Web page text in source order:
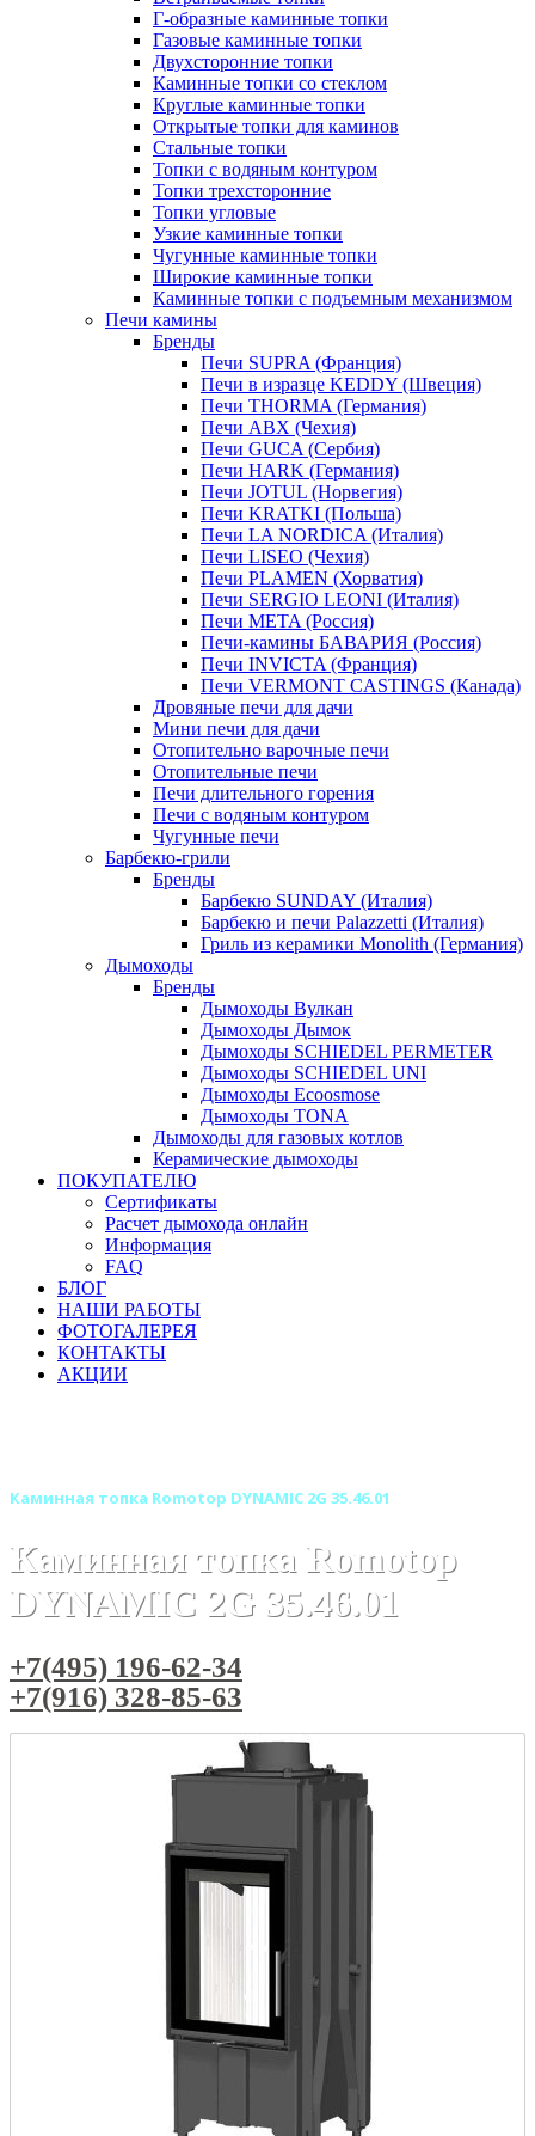
Г-образные каминные топки
Газовые каминные топки
Двухсторонние топки
Каминные топки со стеклом
Круглые каминные топки
Открытые топки для каминов
Стальные топки
Топки с водяным контуром
Топки трехсторонние
Топки угловые
Узкие каминные топки
Чугунные каминные топки
Широкие каминные топки
Каминные топки с подъемным механизмом
Печи камины
Бренды
Печи SUPRA (Франция)
Печи в изразце KEDDY (Швеция)
Печи THORMA (Германия)
Печи ABX (Чехия)
Печи GUCA (Сербия)
Печи HARK (Германия)
Печи JOTUL (Норвегия)
Печи KRATKI (Польша)
Печи LA NORDICA (Италия)
Печи LISEO (Чехия)
Печи PLAMEN (Хорватия)
Печи SERGIO LEONI (Италия)
Печи META (Россия)
Печи-камины БАВАРИЯ (Россия)
Печи INVICTA (Франция)
Печи VERMONT CASTINGS (Канада)
Дровяные печи для дачи
Мини печи для дачи
Отопительно варочные печи
Отопительные печи
Печи длительного горения
Печи с водяным контуром
Чугунные печи
Барбекю-грили
Бренды
Барбекю SUNDAY (Италия)
Барбекю и печи Palazzetti (Италия)
Гриль из керамики Monolith (Германия)
Дымоходы
Бренды
Дымоходы Вулкан
Дымоходы Дымок
Дымоходы SCHIEDEL PERMETER
Дымоходы SCHIEDEL UNI
Дымоходы Ecoosmose
Дымоходы TONA
Дымоходы для газовых котлов
Керамические дымоходы
ПОКУПАТЕЛЮ
Сертификаты
Расчет дымохода онлайн
Информация
FAQ
БЛОГ
НАШИ РАБОТЫ
ФОТОГАЛЕРЕЯ
КОНТАКТЫ
АКЦИИ
Каминная топка Romotop DYNAMIC 2G 35.46.01
Каминная топка Romotop
DYNAMIC 2G 35.46.01
+7(495) 196-62-34
+7(916) 328-85-63